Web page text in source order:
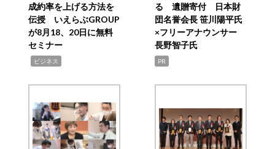
成約率を上げる方法を
伝授 いえらぶGROUP
が8月18、20日に無料
セミナー
ビジネス
る 遺贈寄付 日本財
団名誉会長 笹川陽平氏
×フリーアナウンサー
長野智子氏
PR